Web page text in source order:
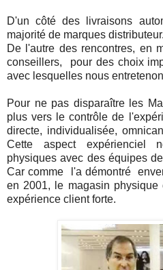
D'un côté des livraisons
majorité de marques distributeur.
De l'autre des rencontres, en
conseillers, pour des choix
avec lesquelles nous
Pour ne pas disparaître les
plus vers le contrôle de
directe, individualisée,
Cette aspect expérienciel
physiques avec des équipes
Car comme l'a démontré
en 2001, le magasin
expérience client forte.